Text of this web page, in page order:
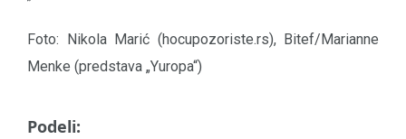
Foto: Nikola Marić (hocupozoriste.rs), Bitef/Marianne
Menke (predstava „Yuropa“)
Podeli: